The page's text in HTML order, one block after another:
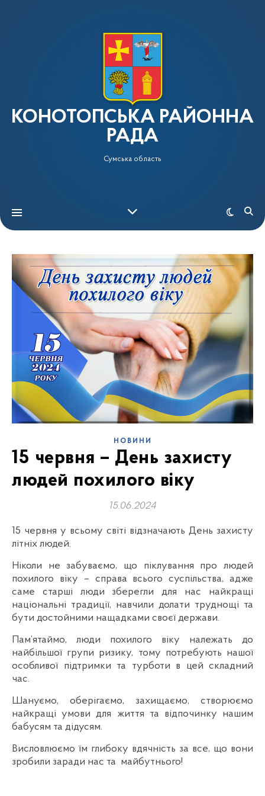
КОНОТОПСЬКА РАЙОННА
РАДА
Сумська область
НОВИНИ
15 червня – День захисту
людей похилого віку
15.06.2024
15 червня у всьому світі відзначають День захисту
літніх людей.
Ніколи не забуваємо, що піклування про людей
похилого віку – справа всього суспільства, адже
саме старші люди зберегли для нас найкращі
національні традиції, навчили долати труднощі та
бути достойними нащадками своєї держави.
Пам’ятаймо, люди похилого віку належать до
найбільшої групи ризику, тому потребують нашої
особливої підтримки та турботи в цей складний
час.
Шануємо, оберігаємо, захищаємо, створюємо
найкращі умови для життя та відпочинку нашим
бабусям та дідусям.
Висловлюємо їм глибоку вдячність за все, що вони
зробили заради нас та майбутнього!